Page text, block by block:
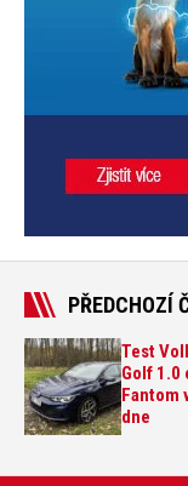
PŘEDCHOZÍ
Test
Golf 1.0
Fantom
dne